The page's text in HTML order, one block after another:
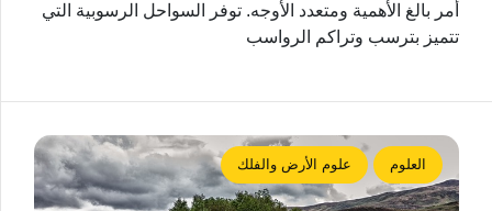
أمر بالغ الأهمية ومتعدد الأوجه. توفر السواحل الرسوبية التي
تتميز بترسب وتراكم الرواسب
العلوم علوم الأرض والفلك